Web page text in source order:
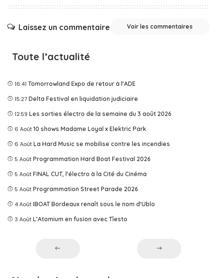
Laissez un commentaire Voir les commentaires
Toute l’actualité
16:41 Tomorrowland Expo de retour à l'ADE
15:27 Delta Festival en liquidation judiciaire
12:59 Les sorties électro de la semaine du 3 août 2026
6 Août 10 shows Madame Loyal x Elektric Park
6 Août La Hard Music se mobilise contre les incendies
5 Août Programmation Hard Boat Festival 2026
5 Août FINAL CUT, l'électro à la Cité du Cinéma
5 Août Programmation Street Parade 2026
4 Août IBOAT Bordeaux renaît sous le nom d'Ublo
3 Août L’Atomium en fusion avec Tîesto